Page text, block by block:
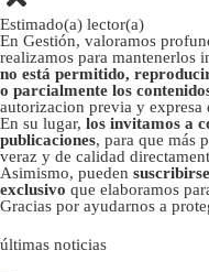
Estimado(a) lector(a)
En Gestión, valoramos
realizamos para mantenerlos
no está permitido,
o parcialmente los
autorizacion previa y expresa
En su lugar, los invitamos a
publicaciones, para que más
veraz y de calidad
Asimismo, pueden
exclusivo que elaboramos
Gracias por ayudarnos a
últimas noticias